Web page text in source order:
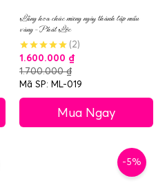
Lẵng hoa chúc mừng ngày thành lập mầu
vàng – Phát Lộc
(2)
1.600.000 ₫
1.700.000₫
Mã SP: ML-019
Mua Ngay
-5%